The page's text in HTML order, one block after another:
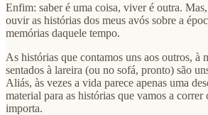
Enfim: saber é uma coisa, viver é outra.
ouvir as histórias dos meus avós sobre a
memórias daquele tempo.
As histórias que contamos uns aos outros, à
sentados à lareira (ou no sofá, pronto) são
Aliás, às vezes a vida parece apenas uma
material para as histórias que vamos a correr
importa.